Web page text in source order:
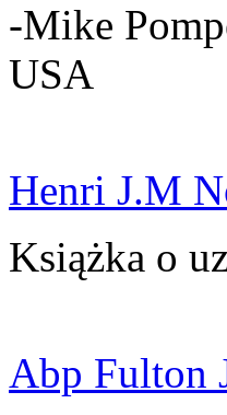
-Mike
USA
Henri J.M
Książka o
Abp Fulton